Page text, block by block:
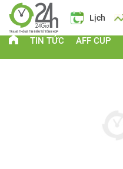
Lịch Tin mới
TIN TỨC AFF CUP